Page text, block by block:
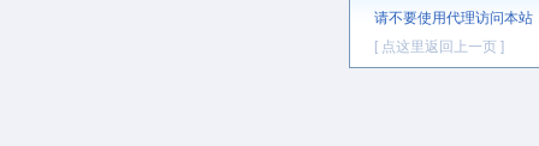
请不要使用代理访问本站
[ 点这里返回上一页 ]